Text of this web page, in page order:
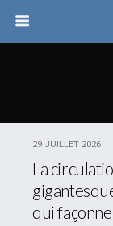
29 JUILLET 2026
La
qui